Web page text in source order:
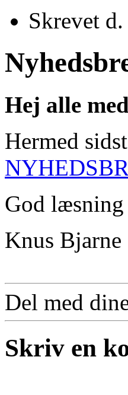
Skrevet
Hej alle
Hermed
God læsning
Knus Bjarne
Del med
Skriv en